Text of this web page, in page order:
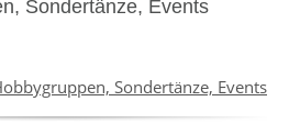
Sondertänze, Events
Sondertänze, Events